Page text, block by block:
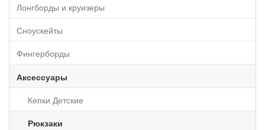
Лонгборды и круизеры
Сноускейты
Фингерборды
Аксессуары
Кепки Детские
Рюкзаки